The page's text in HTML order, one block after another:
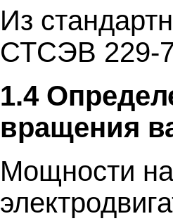
Из
СТСЭВ 229-
1.4
вращения
Мощности